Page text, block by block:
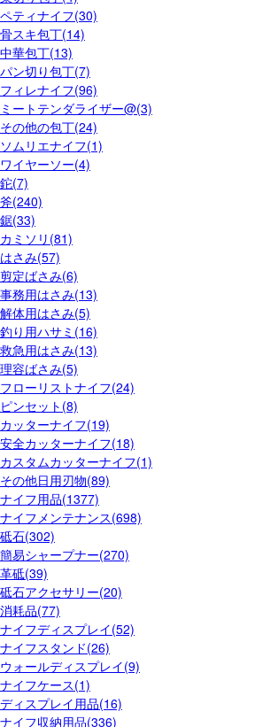
ペティナイフ(30)
骨スキ包丁(14)
中華包丁(13)
パン切り包丁(7)
フィレナイフ(96)
ミートテンダライザー@(3)
その他の包丁(24)
ソムリエナイフ(1)
ワイヤーソー(4)
鉈(7)
斧(240)
鋸(33)
カミソリ(81)
はさみ(57)
剪定ばさみ(6)
事務用はさみ(13)
解体用はさみ(5)
釣り用ハサミ(16)
救急用はさみ(13)
理容ばさみ(5)
フローリストナイフ(24)
ピンセット(8)
カッターナイフ(19)
安全カッターナイフ(18)
カスタムカッターナイフ(1)
その他日用刃物(89)
ナイフ用品(1377)
ナイフメンテナンス(698)
砥石(302)
簡易シャープナー(270)
革砥(39)
砥石アクセサリー(20)
消耗品(77)
ナイフディスプレイ(52)
ナイフスタンド(26)
ウォールディスプレイ(9)
ナイフケース(1)
ディスプレイ用品(16)
ナイフ収納用品(336)